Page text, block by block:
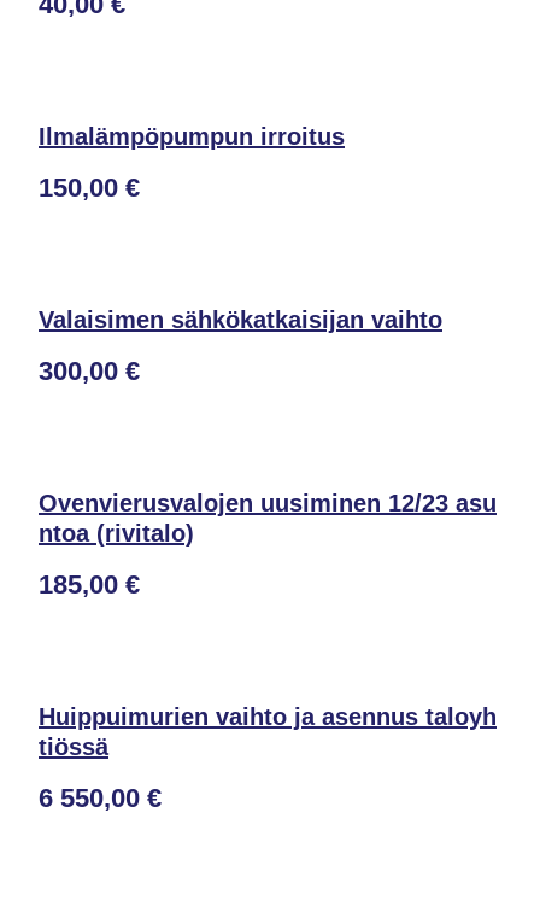
Ilmalämpöpumpun irroitus
150,00 €
Valaisimen sähkökatkaisijan vaihto
300,00 €
Ovenvierusvalojen uusiminen 12/23 asu
ntoa (rivitalo)
185,00 €
Huippuimurien vaihto ja asennus taloyh
tiössä
6 550,00 €